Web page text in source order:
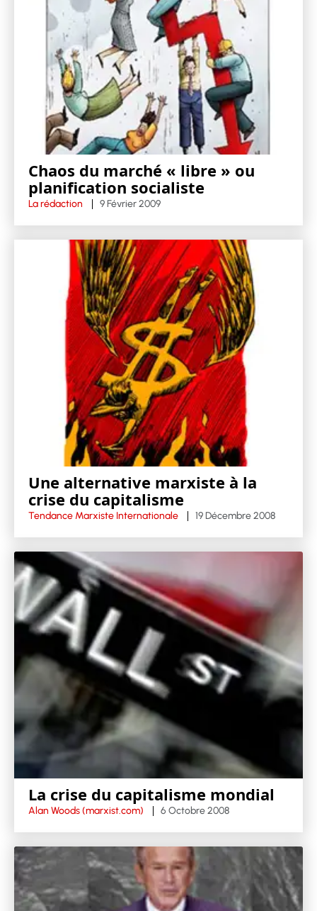
Chaos du marché « libre » ou
planification socialiste
La rédaction 9 Février 2009
Une alternative marxiste à la
crise du capitalisme
Tendance Marxiste Internationale 19 Décembre 2008
La crise du capitalisme mondial
Alan Woods (marxist.com) 6 Octobre 2008